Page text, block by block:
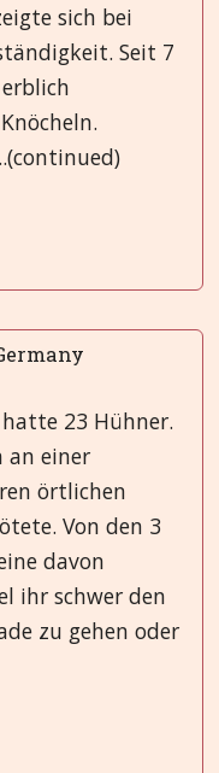
sich bei
Seit 7
23 Hühner.
an einer
örtlichen
Von den 3
davon
ihr schwer den
zu gehen oder